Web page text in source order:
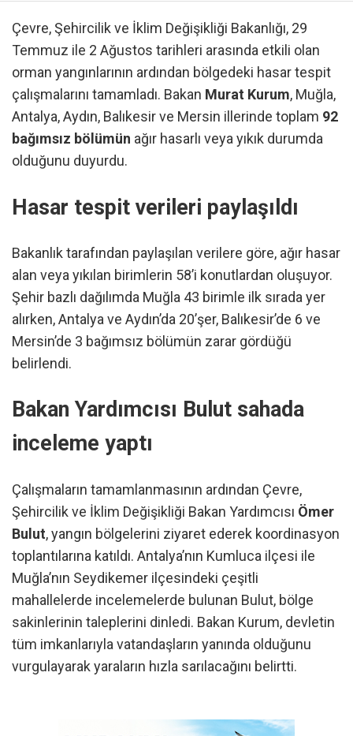
Çevre, Şehircilik ve İklim Değişikliği Bakanlığı, 29
Temmuz ile 2 Ağustos tarihleri arasında etkili olan
orman yangınlarının ardından bölgedeki hasar tespit
çalışmalarını tamamladı. Bakan Murat Kurum, Muğla,
Antalya, Aydın, Balıkesir ve Mersin illerinde toplam 92
bağımsız bölümün ağır hasarlı veya yıkık durumda
olduğunu duyurdu.
Hasar tespit verileri paylaşıldı
Bakanlık tarafından paylaşılan verilere göre, ağır hasar
alan veya yıkılan birimlerin 58’i konutlardan oluşuyor.
Şehir bazlı dağılımda Muğla 43 birimle ilk sırada yer
alırken, Antalya ve Aydın’da 20’şer, Balıkesir’de 6 ve
Mersin’de 3 bağımsız bölümün zarar gördüğü
belirlendi.
Bakan Yardımcısı Bulut sahada
inceleme yaptı
Çalışmaların tamamlanmasının ardından Çevre,
Şehircilik ve İklim Değişikliği Bakan Yardımcısı Ömer
Bulut, yangın bölgelerini ziyaret ederek koordinasyon
toplantılarına katıldı. Antalya’nın Kumluca ilçesi ile
Muğla’nın Seydikemer ilçesindeki çeşitli
mahallelerde incelemelerde bulunan Bulut, bölge
sakinlerinin taleplerini dinledi. Bakan Kurum, devletin
tüm imkanlarıyla vatandaşların yanında olduğunu
vurgulayarak yaraların hızla sarılacağını belirtti.